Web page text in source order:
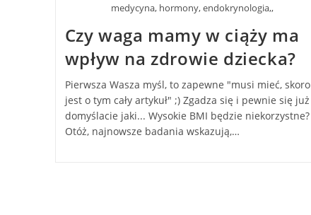
medycyna, hormony, endokrynologia,,
Czy waga mamy w ciąży ma
wpływ na zdrowie dziecka?
Pierwsza Wasza myśl, to zapewne "musi mieć, skoro
jest o tym cały artykuł" ;) Zgadza się i pewnie się już
domyślacie jaki... Wysokie BMI będzie niekorzystne?
Otóż, najnowsze badania wskazują,…